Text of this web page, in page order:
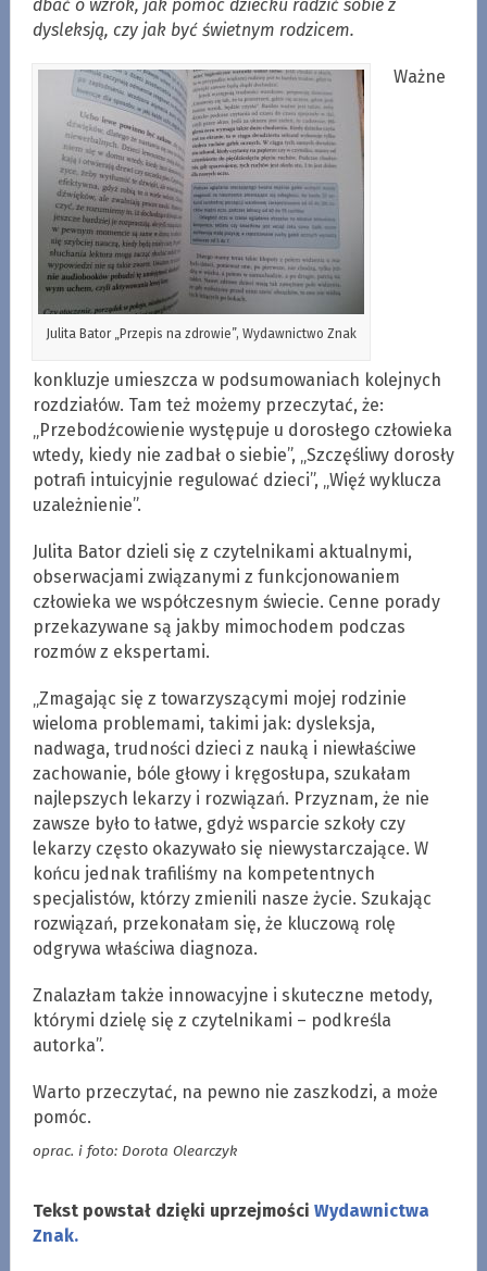
dbać o wzrok, jak pomóc dziecku radzić sobie z
dysleksją, czy jak być świetnym rodzicem.
Julita Bator „Przepis na zdrowie”, Wydawnictwo Znak
Ważne
konkluzje umieszcza w podsumowaniach kolejnych
rozdziałów. Tam też możemy przeczytać, że:
„Przebodźcowienie występuje u dorosłego człowieka
wtedy, kiedy nie zadbał o siebie”, „Szczęśliwy dorosły
potrafi intuicyjnie regulować dzieci”, „Więź wyklucza
uzależnienie”.
Julita Bator dzieli się z czytelnikami aktualnymi,
obserwacjami związanymi z funkcjonowaniem
człowieka we współczesnym świecie. Cenne porady
przekazywane są jakby mimochodem podczas
rozmów z ekspertami.
„Zmagając się z towarzyszącymi mojej rodzinie
wieloma problemami, takimi jak: dysleksja,
nadwaga, trudności dzieci z nauką i niewłaściwe
zachowanie, bóle głowy i kręgosłupa, szukałam
najlepszych lekarzy i rozwiązań. Przyznam, że nie
zawsze było to łatwe, gdyż wsparcie szkoły czy
lekarzy często okazywało się niewystarczające. W
końcu jednak trafiliśmy na kompetentnych
specjalistów, którzy zmienili nasze życie. Szukając
rozwiązań, przekonałam się, że kluczową rolę
odgrywa właściwa diagnoza.
Znalazłam także innowacyjne i skuteczne metody,
którymi dzielę się z czytelnikami – podkreśla
autorka”.
Warto przeczytać, na pewno nie zaszkodzi, a może
pomóc.
oprac. i foto: Dorota Olearczyk
Tekst powstał dzięki uprzejmości Wydawnictwa
Znak.